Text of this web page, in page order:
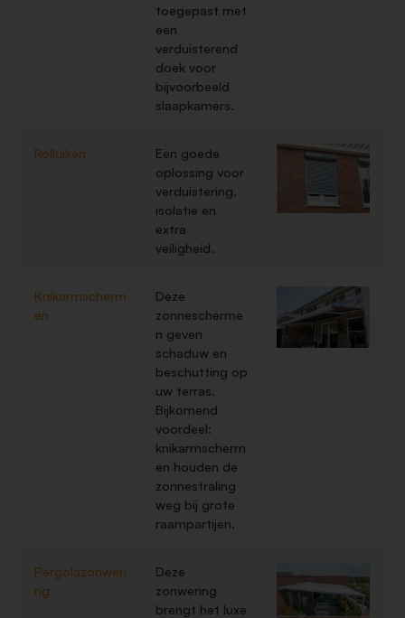
toegepast met
een
verduisterend
doek voor
bijvoorbeeld
slaapkamers.
Rolluiken
Een goede
oplossing voor
verduistering,
isolatie en
extra
veiligheid.
Knikarmscherm
en
Deze
zonnescherme
n geven
schaduw en
beschutting op
uw terras.
Bijkomend
voordeel:
knikarmscherm
en houden de
zonnestraling
weg bij grote
raampartijen.
Pergolazonweri
ng
Deze
zonwering
brengt het luxe